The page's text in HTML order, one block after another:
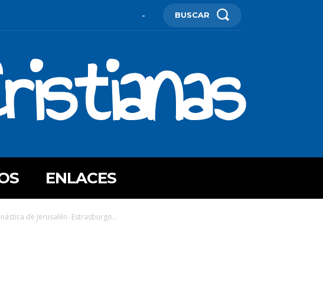
- BUSCAR
ENLACES
de Jerusalén -Estrasburgo...